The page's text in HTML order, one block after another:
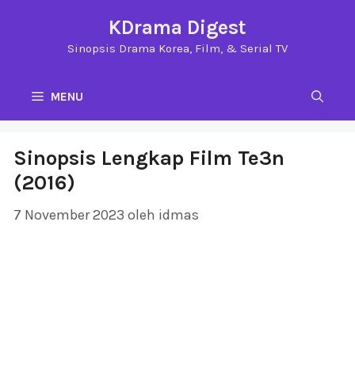
KDrama Digest
Sinopsis Drama Korea, Film, & Serial TV
MENU
Sinopsis Lengkap Film Te3n
(2016)
7 November 2023 oleh idmas